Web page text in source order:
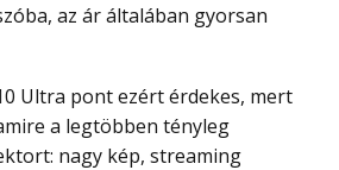
az ár általában gyorsan
a legtöbben tényleg
nagy kép, streaming